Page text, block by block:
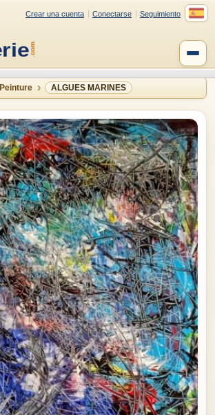
Crear una cuenta Conectarse Seguimiento
Peinture ALGUES MARINES